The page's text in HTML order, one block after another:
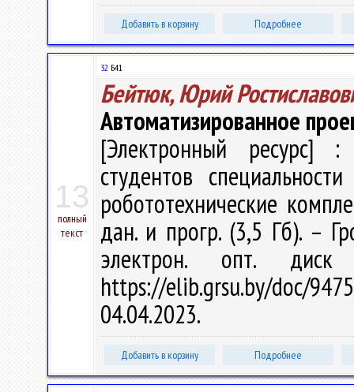
Добавить в корзину Подробнее
13
полный
текст
32 Б41
Бейтюк, Юрий
Автоматизированное
[Электронный ресурс] :
студентов
робототехнические
дан. и прогр. (3,5 Гб). –
электрон. опт.
https://elib.grsu.by/doc/
04.04.2023.
Добавить в корзину Подробнее